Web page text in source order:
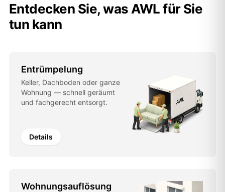
Entdecken Sie, was AWL für Sie
tun kann
Entrümpelung
Keller, Dachboden oder ganze
Wohnung — schnell geräumt
und fachgerecht entsorgt.
Details
Wohnungsauflösung